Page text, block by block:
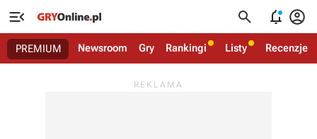
   
PREMIUM Newsroom Gry Rankingi Listy Recenzje